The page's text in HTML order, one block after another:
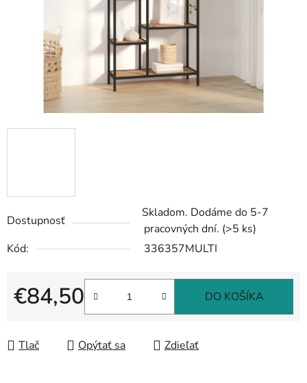
Dostupnosť
Skladom. Dodáme do 5-7
pracovných dní. (>5 ks)
Kód:
336357MULTI
€84,50
Jednotková cena:
DO KOŠÍKA
Tlač Opýtať sa Zdieľať